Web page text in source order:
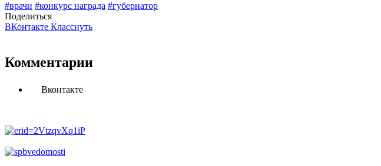
#врачи #конкурс награда #губернатор
Поделиться
ВКонтакте Класснуть
Комментарии
Вконтакте